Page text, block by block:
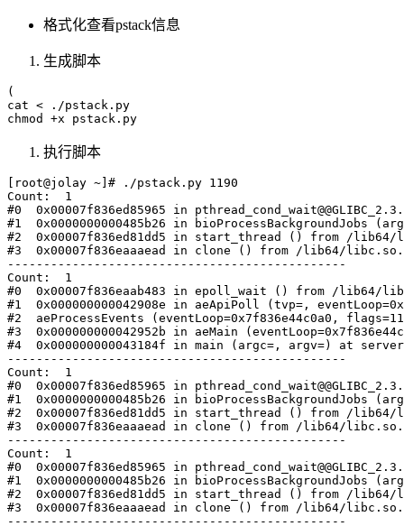
格式化查看pstack信息
生成脚本
(
cat < ./pstack.py
执行脚本
[root@jolay ~]# ./pstack.py 1190
Count:  1
#0  0x00007f836ed85965 in
#1  0x0000000000485b26 in bioProcessBackgroundJobs
#2  0x00007f836ed81dd5 in start_thread () from /lib64/
#3  0x00007f836eaaaead in clone () from /lib64/
-----------------------------------------------
Count:  1
#0  0x00007f836eaab483 in epoll_wait () from /lib64/
#1  0x000000000042908e in aeApiPoll (tvp= ,
#2  aeProcessEvents (eventLoop=0x7f836e44c0a0,
#3  0x000000000042952b in aeMain
#4  0x000000000043184f in main (argc= , argv=) at
-----------------------------------------------
Count:  1
#0  0x00007f836ed85965 in
#1  0x0000000000485b26 in bioProcessBackgroundJobs
#2  0x00007f836ed81dd5 in start_thread () from /lib64/
#3  0x00007f836eaaaead in clone () from /lib64/
-----------------------------------------------
Count:  1
#0  0x00007f836ed85965 in
#1  0x0000000000485b26 in bioProcessBackgroundJobs
#2  0x00007f836ed81dd5 in start_thread () from /lib64/
#3  0x00007f836eaaaead in clone () from /lib64/